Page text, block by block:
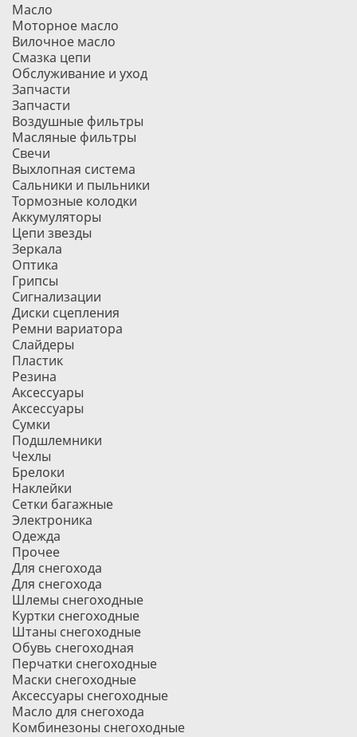
Масло
Моторное масло
Вилочное масло
Смазка цепи
Обслуживание и уход
Запчасти
Запчасти
Воздушные фильтры
Масляные фильтры
Свечи
Выхлопная система
Сальники и пыльники
Тормозные колодки
Аккумуляторы
Цепи звезды
Зеркала
Оптика
Грипсы
Сигнализации
Диски сцепления
Ремни вариатора
Слайдеры
Пластик
Резина
Аксессуары
Аксессуары
Сумки
Подшлемники
Чехлы
Брелоки
Наклейки
Сетки багажные
Электроника
Одежда
Прочее
Для снегохода
Для снегохода
Шлемы снегоходные
Куртки снегоходные
Штаны снегоходные
Обувь снегоходная
Перчатки снегоходные
Маски снегоходные
Аксессуары снегоходные
Масло для снегохода
Комбинезоны снегоходные